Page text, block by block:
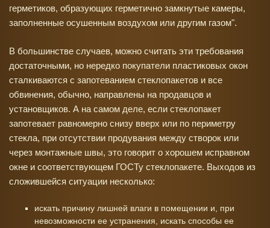
герметиков, образующих герметично замкнутые камеры,
заполненные осушенным воздухом или другим газом".
В большинстве случаев, можно считать эти требования
достаточными, но нередко покупатели пластиковых окон
сталкиваются с запотеванием стеклопакетов и все
обвинения, обычно, направлены на продавцов и
установщиков. А на самом деле, если стеклопакет
запотевает равномерно снизу вверх или по периметру
стекла, при отсутствии продувания между створок или
через монтажные швы, это говорит о хорошем исправном
окне и соответствующем ГОСТу стеклопакете. Выходов из
сложившейся ситуации несколько:
искать причину лишней влаги в помещении и, при
невозможности ее устранения, искать способы ее